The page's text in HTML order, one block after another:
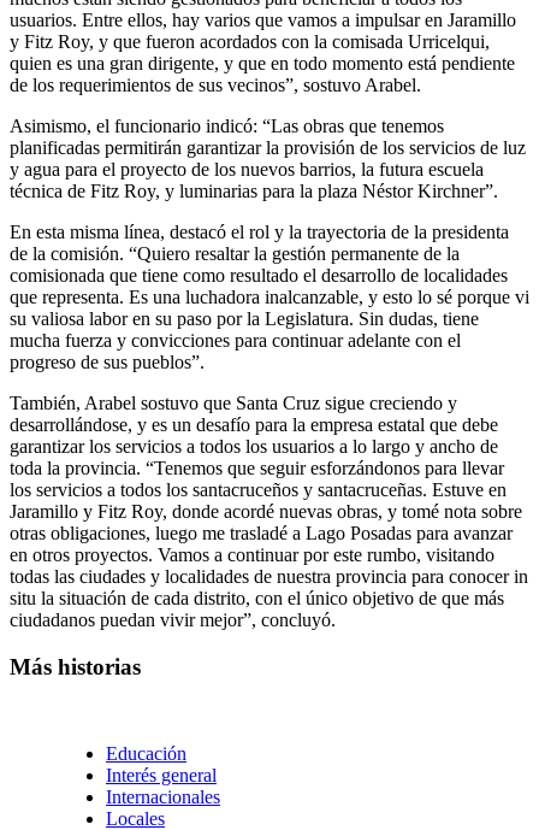
usuarios. Entre ellos, hay varios que vamos a impulsar en Jaramillo
y Fitz Roy, y que fueron acordados con la comisada Urricelqui,
quien es una gran dirigente, y que en todo momento está pendiente
de los requerimientos de sus vecinos”, sostuvo Arabel.
Asimismo, el funcionario indicó: “Las obras que tenemos
planificadas permitirán garantizar la provisión de los servicios de luz
y agua para el proyecto de los nuevos barrios, la futura escuela
técnica de Fitz Roy, y luminarias para la plaza Néstor Kirchner”.
En esta misma línea, destacó el rol y la trayectoria de la presidenta
de la comisión. “Quiero resaltar la gestión permanente de la
comisionada que tiene como resultado el desarrollo de localidades
que representa. Es una luchadora inalcanzable, y esto lo sé porque vi
su valiosa labor en su paso por la Legislatura. Sin dudas, tiene
mucha fuerza y convicciones para continuar adelante con el
progreso de sus pueblos”.
También, Arabel sostuvo que Santa Cruz sigue creciendo y
desarrollándose, y es un desafío para la empresa estatal que debe
garantizar los servicios a todos los usuarios a lo largo y ancho de
toda la provincia. “Tenemos que seguir esforzándonos para llevar
los servicios a todos los santacruceños y santacruceñas. Estuve en
Jaramillo y Fitz Roy, donde acordé nuevas obras, y tomé nota sobre
otras obligaciones, luego me trasladé a Lago Posadas para avanzar
en otros proyectos. Vamos a continuar por este rumbo, visitando
todas las ciudades y localidades de nuestra provincia para conocer in
situ la situación de cada distrito, con el único objetivo de que más
ciudadanos puedan vivir mejor”, concluyó.
Más historias
Educación
Interés general
Internacionales
Locales